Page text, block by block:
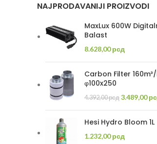
NAJPRODAVANIJI PROIZVODI
MaxLux 600W
Balast
8.628,00рсд
Carbon Filter
φ100x250
4.392,00рсд Originalna
je
4.392,00 рсд.
3.489,00
Hesi Hydro Bloom 1L
1.232,00рсд